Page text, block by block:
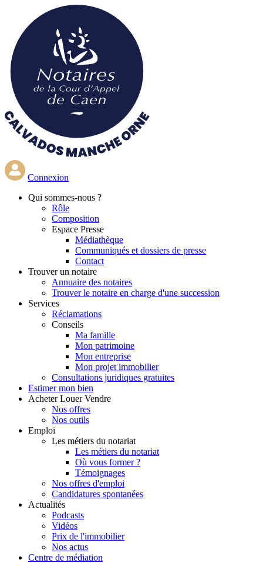
contenu
principal
Connexion
Qui sommes-nous ?
Rôle
Composition
Espace Presse
Médiathèque
Communiqués et dossiers de presse
Contact
Trouver un notaire
Annuaire des notaires
Trouver le notaire en charge d'une succession
Services
Réclamations
Conseils
Ma famille
Mon patrimoine
Mon entreprise
Mon projet immobilier
Consultations juridiques gratuites
Estimer mon bien
Acheter Louer Vendre
Nos offres
Nos outils
Emploi
Les métiers du notariat
Les métiers du notariat
Où vous former ?
Témoignages
Nos offres d'emploi
Candidatures spontanées
Actualités
Podcasts
Vidéos
Prix de l'immobilier
Nos actus
Centre de médiation